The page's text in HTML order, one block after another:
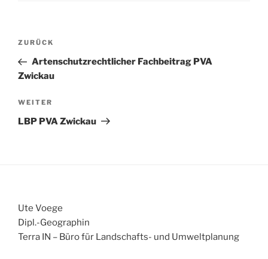
Beitragsnavigation
Vorheriger
Beitrag
ZURÜCK
Artenschutzrechtlicher Fachbeitrag PVA
Zwickau
Nächster
Beitrag
WEITER
LBP PVA Zwickau
Ute Voege
Dipl.-Geographin
Terra IN – Büro für Landschafts- und Umweltplanung